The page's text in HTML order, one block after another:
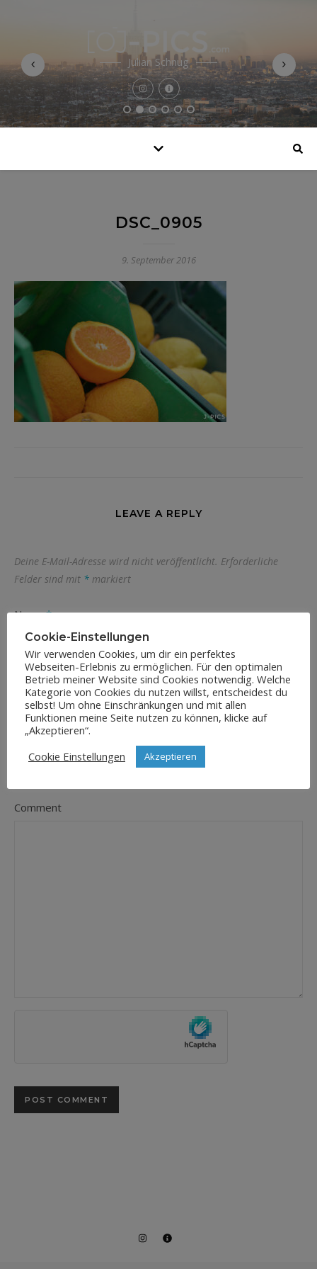
Julian Schnug
DSC_0905
9. September 2016
LEAVE A REPLY
Deine E-Mail-Adresse wird nicht veröffentlicht. Erforderliche
Felder sind mit * markiert
Name*
E-Mail-Adresse*
Comment
Cookie-Einstellungen
Wir verwenden Cookies, um dir ein perfektes
Webseiten-Erlebnis zu ermöglichen. Für den optimalen
Betrieb meiner Website sind Cookies notwendig. Welche
Kategorie von Cookies du nutzen willst, entscheidest du
selbst! Um ohne Einschränkungen und mit allen
Funktionen meine Seite nutzen zu können, klicke auf
„Akzeptieren“.
Cookie Einstellungen
Akzeptieren